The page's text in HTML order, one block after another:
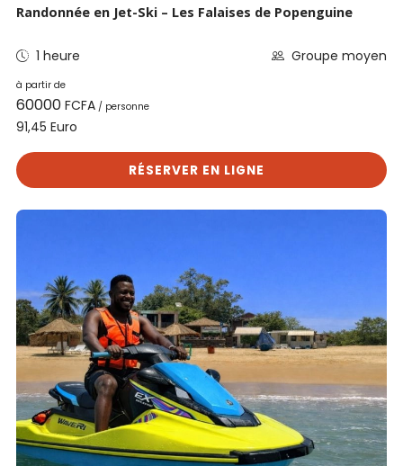
Randonnée en Jet-Ski – Les Falaises de Popenguine
1 heure Groupe moyen
à partir de
60000FCFA / personne
91,45Euro
RÉSERVER EN LIGNE